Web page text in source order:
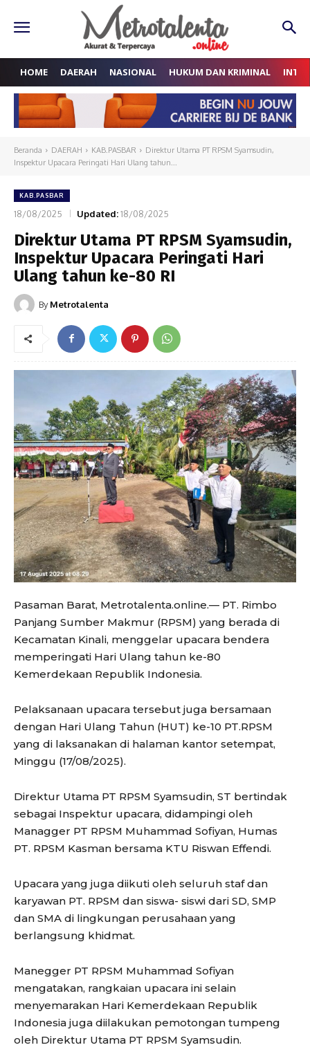
HOME DAERAH NASIONAL HUKUM DAN KRIMINAL
Beranda DAERAH KAB.PASBAR
Direktur Utama PT RPSM Syamsudin,
Inspektur Upacara Peringati Hari Ulang tahun...
KAB.PASBAR
18/08/2025 Updated:18/08/2025
Direktur Utama PT RPSM Syamsudin,
Inspektur Upacara Peringati Hari
Ulang tahun ke-80 RI
By Metrotalenta
Pasaman Barat, Metrotalenta.online.— PT. Rimbo
Panjang Sumber Makmur (RPSM) yang berada di
Kecamatan Kinali, menggelar upacara bendera
memperingati Hari Ulang tahun ke-80
Kemerdekaan Republik Indonesia.
Pelaksanaan upacara tersebut juga bersamaan
dengan Hari Ulang Tahun (HUT) ke-10 PT.RPSM
yang di laksanakan di halaman kantor setempat,
Minggu (17/08/2025).
Direktur Utama PT RPSM Syamsudin, ST bertindak
sebagai Inspektur upacara, didampingi oleh
Managger PT RPSM Muhammad Sofiyan, Humas
PT. RPSM Kasman bersama KTU Riswan Effendi.
Upacara yang juga diikuti oleh seluruh staf dan
karyawan PT. RPSM dan siswa- siswi dari SD, SMP
dan SMA di lingkungan perusahaan yang
berlangsung khidmat.
Manegger PT RPSM Muhammad Sofiyan
mengatakan, rangkaian upacara ini selain
menyemarakan Hari Kemerdekaan Republik
Indonesia juga diilakukan pemotongan tumpeng
oleh Direktur Utama PT RPSM Syamsudin.